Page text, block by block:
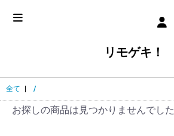
リモゲキ！
全て /
お探しの商品は見つかりませんでした